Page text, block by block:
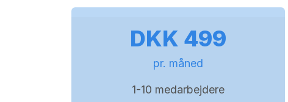
DKK 499
pr. måned
1-10 medarbejdere